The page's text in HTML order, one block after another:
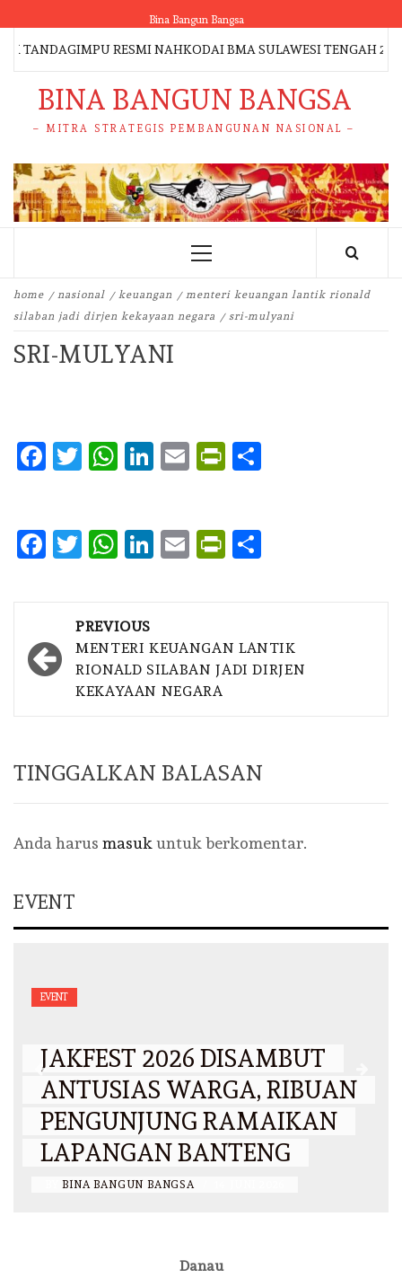
to
content
Bina Bangun Bangsa
RESMI NAHKODAI BMA SULAWESI TENGAH
BINA BANGUN BANGSA
– MITRA STRATEGIS PEMBANGUNAN NASIONAL –
Primary
home nasional keuangan
menteri keuangan lantik rionald
silaban jadi dirjen kekayaan negara
sri-mulyani
SRI-MULYANI
Facebook
Twitter
WhatsApp
LinkedIn
EmailPrintFriendly
Facebook
Twitter
WhatsApp
LinkedIn
EmailPrintFriendly
navigation
PREVIOUS
MENTERI KEUANGAN LANTIK
RIONALD SILABAN JADI DIRJEN
KEKAYAAN NEGARA
TINGGALKAN BALASAN
Anda harus masuk untuk berkomentar.
EVENT
EVENT
JAKFEST 2026 DISAMBUT
ANTUSIAS WARGA, RIBUAN
PENGUNJUNG RAMAIKAN
LAPANGAN BANTENG
BINA BANGUN BANGSA
Danau